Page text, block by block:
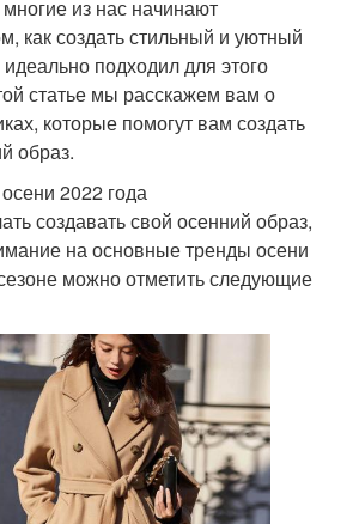
из нас начинают
как создать стильный и уютный
подходил для этого
статье мы расскажем вам о
которые помогут вам создать
образ.
2022 года
создавать свой осенний образ,
на основные тренды осени
можно отметить следующие